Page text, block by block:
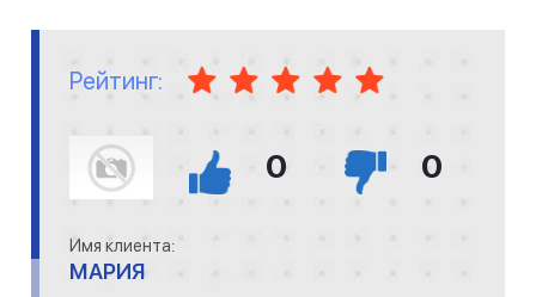
Рейтинг:
0 0
Имя клиента:
МАРИЯ